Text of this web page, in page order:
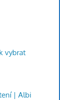
vybrat
| Albi